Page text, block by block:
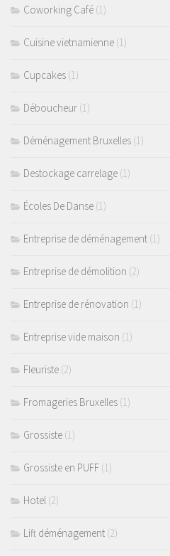
Coworking Café (1)
Cuisine vietnamienne (1)
Cupcakes (1)
Déboucheur (1)
Déménagement Bruxelles (1)
Destockage carrelage (1)
Écoles De Danse (1)
Entreprise de déménagement (1)
Entreprise de démolition (2)
Entreprise de rénovation (1)
Entreprise vide maison (1)
Fleuriste (2)
Fromageries Bruxelles (1)
Grossiste (1)
Grossiste en PUFF (1)
Hotel (2)
Lift déménagement (2)